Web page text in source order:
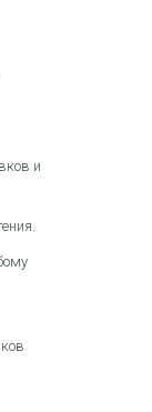
и